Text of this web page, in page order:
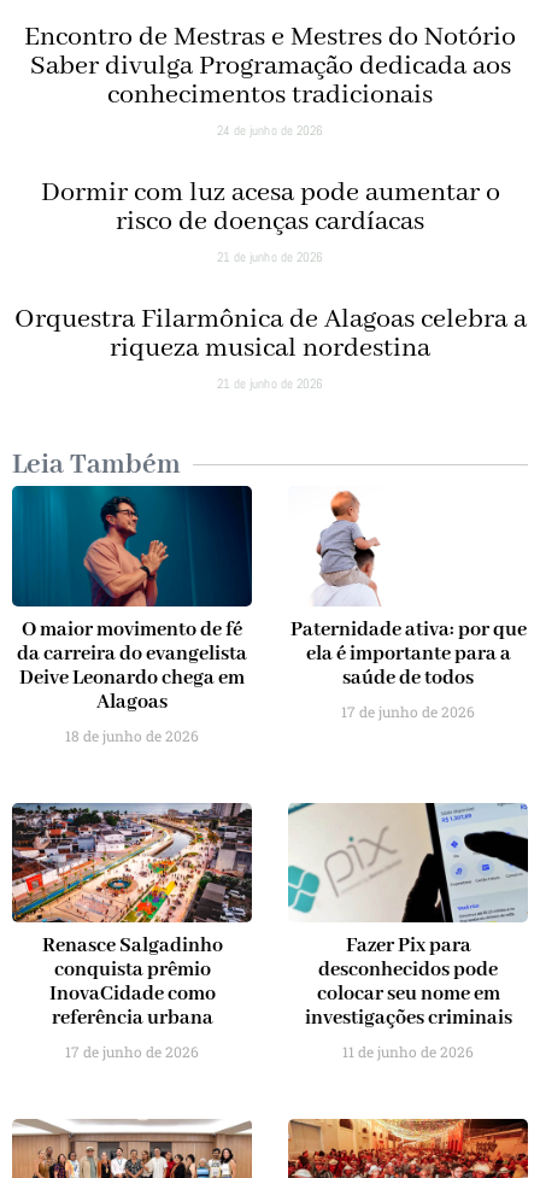
Encontro de Mestras e Mestres do Notório
Saber divulga Programação dedicada aos
conhecimentos tradicionais
24 de junho de 2026
Dormir com luz acesa pode aumentar o
risco de doenças cardíacas
21 de junho de 2026
Orquestra Filarmônica de Alagoas celebra a
riqueza musical nordestina
21 de junho de 2026
O maior movimento de fé
da carreira do evangelista
Deive Leonardo chega em
Alagoas
18 de junho de 2026
Paternidade ativa: por que
ela é importante para a
saúde de todos
17 de junho de 2026
Renasce Salgadinho
conquista prêmio
InovaCidade como
referência urbana
17 de junho de 2026
Fazer Pix para
desconhecidos pode
colocar seu nome em
investigações criminais
11 de junho de 2026
Leia Também